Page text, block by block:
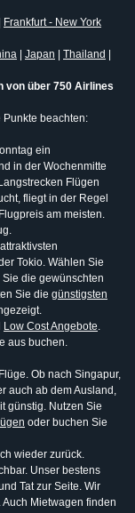
Frankfurt - New York
Japan Thailand
von über 750 Airlines
beachten:
ein
in der Wochenmitte
Flügen
fliegt in der Regel
am meisten.
Tokio. Wählen Sie
die gewünschten
Sie die günstigsten
Low Cost Angebote.
aus buchen.
Ob nach Singapur,
auch ab dem Ausland,
günstig. Nutzen Sie
oder buchen Sie
wieder zurück.
Unser bestens
Tat zur Seite. Wir
Mietwagen finden